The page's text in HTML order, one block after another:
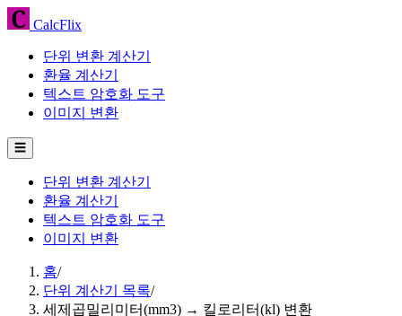
CalcFlix
단위 변환 계산기
환율 계산기
텍스트 암호화 도구
이미지 변환
☰
단위 변환 계산기
환율 계산기
텍스트 암호화 도구
이미지 변환
홈/
단위 계산기 목록/
세제곱밀리미터(mm3) → 킬로리터(kl) 변환